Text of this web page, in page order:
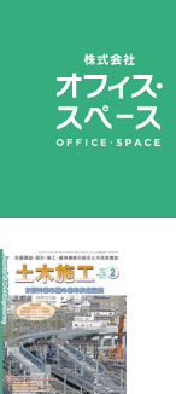
2017 02| ← 総合土木